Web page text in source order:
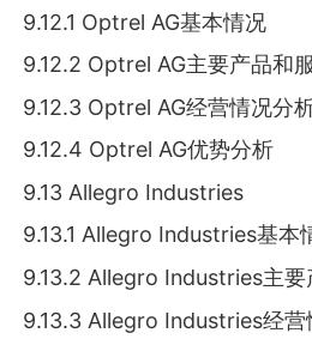
9.12.1 Optrel AG基本情况
9.12.2 Optrel AG主要产品和
9.12.3 Optrel AG经营情况分
9.12.4 Optrel AG优势分析
9.13 Allegro Industries
9.13.1 Allegro Industries基本
9.13.2 Allegro Industries主要
9.13.3 Allegro Industries经营